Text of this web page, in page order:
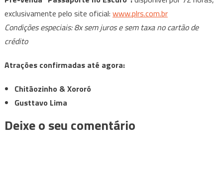
exclusivamente pelo site oficial: www.plrs.com.br
Condições especiais: 8x sem juros e sem taxa no cartão de
crédito
Atrações confirmadas até agora:
Chitãozinho & Xororó
Gusttavo Lima
Deixe o seu comentário